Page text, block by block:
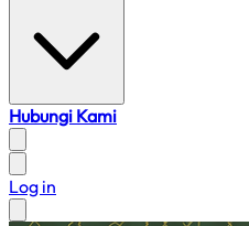
Hubungi Kami
Log in